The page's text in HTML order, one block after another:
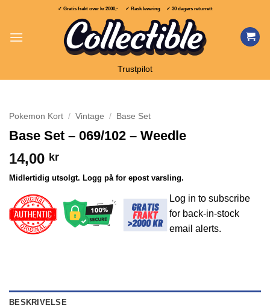
content
✓ Gratis frakt over kr 2000,-✓ Rask levering ✓ 30 dagers returrett
Trustpilot
Pokemon Kort / Vintage / Base Set
Base Set – 069/102 – Weedle
14,00 kr
Midlertidig utsolgt. Logg på for epost varsling.
Log in to subscribe
for back-in-stock
email alerts.
BESKRIVELSE